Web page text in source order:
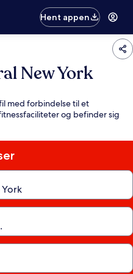
Hent appen
New York
med forbindelse til et
og befinder sig